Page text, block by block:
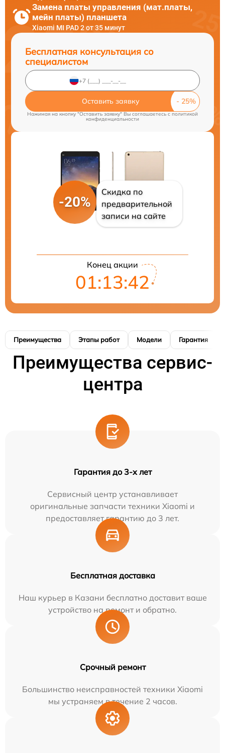
Замена платы управления (мат.платы,
мейн платы) планшета
Xiaomi MI PAD 2 от 35 минут
Бесплатная консультация со
специалистом
Оставить заявку
Нажимая на кнопку "Оставить заявку" Вы соглашаетесь cполитикой
конфиденциальности
-20%
Скидка по
предварительной
записи на сайте
Конец акции
01:13:41
Преимущества Этапы работ Модели Гарантия
Преимущества сервис-
центра
Гарантия до 3-х лет
Сервисный центр устанавливает
оригинальные запчасти техники Xiaomi и
предоставляет гарантию до 3 лет.
Бесплатная доставка
Наш курьер в Казани бесплатно доставит ваше
устройство на ремонт и обратно.
Срочный ремонт
Большинство неисправностей техники Xiaomi
мы устраняем в течение 2 часов.